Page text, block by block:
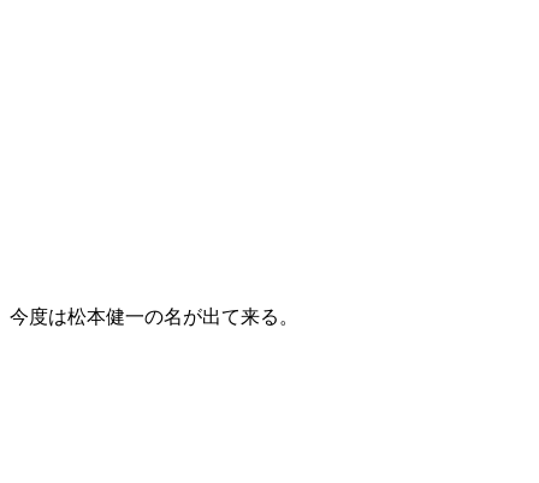
今度は松本健一の名が出て来る。